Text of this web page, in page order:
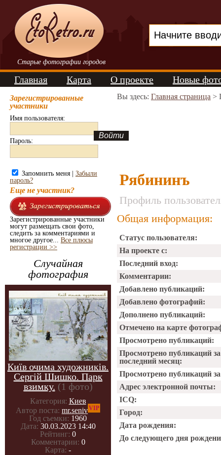
Старые фотографии городов
Главная Карта О проекте Новые
Зарегистрированные
участники
Имя пользователя:
Пароль:
Запомнить меня | Забыли
пароль?
Еще не участник?
Зарегистрированные участники
могут размещать свои фото,
следить за комментариями и
многое другое... Все плюсы
регистрации >>
Случайная
фотография
Київ очима художників.
Сергій Шишко. Парк
взимку. (1 фото)
Категория: Киев
Автор поста: mr.senivVIP
Год съемки: 1960
Дата: 30.03.2023 14:40
Рейтинг: 0
Комментарии: 0
Карта: -
Вы здесь: Главная страница >
Рябининъ
Профиль
Общая информация:
Статус пользователя:
На проекте с:
Последний вход:
Комментарии:
Добавлено публикаций:
Добавлено фотографий:
Дополнено публикаций:
Отмечено на карте
Просмотрено публикаций:
Просмотрено публикаций за
последний месяц:
Просмотрено публикаций за
Адрес электронной почты:
ICQ:
Город:
Дата рождения:
До следующего дня